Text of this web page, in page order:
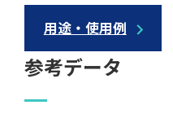
用途・使用例
参考データ